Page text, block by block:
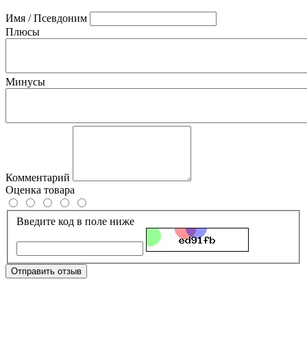
Имя / Псевдоним
Плюсы
Минусы
Комментарий
Оценка товара
Введите код в поле ниже
Отправить отзыв